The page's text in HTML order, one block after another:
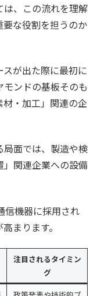
、この流れを理解
な役割を担うのか
が出た際に最初に
ンドの基板そのも
・加工」関連の企
面では、製造や検
関連企業への設備
信機器に採用され
まります。
注目されるタイミン
グ